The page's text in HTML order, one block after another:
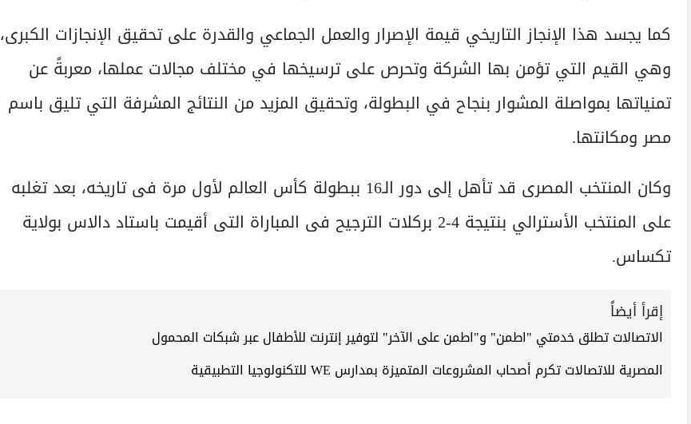
كما يجسد هذا الإنجاز التاريخي قيمة الإصرار والعمل الجماعي والقدرة على تحقيق الإنجازات الكبرى،
وهي القيم التي تؤمن بها الشركة وتحرص على ترسيخها في مختلف مجالات عملها، معربةً عن
تمنياتها بمواصلة المشوار بنجاح في البطولة، وتحقيق المزيد من النتائج المشرفة التي تليق باسم
مصر ومكانتها.
وكان المنتخب المصرى قد تأهل إلى دور الـ16 ببطولة كأس العالم لأول مرة فى تاريخه، بعد تغلبه
على المنتخب الأسترالي بنتيجة 4-2 بركلات الترجيح فى المباراة التى أقيمت باستاد دالاس بولاية
تكساس.
إقرأ أيضاً
الاتصالات تطلق خدمتي "اطمن" و"اطمن على الآخر" لتوفير إنترنت للأطفال عبر شبكات المحمول
المصرية للاتصالات تكرم أصحاب المشروعات المتميزة بمدارس WE للتكنولوجيا التطبيقية